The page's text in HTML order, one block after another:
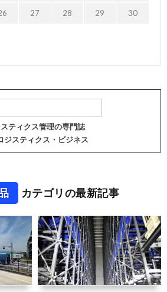
27 28 29 30
ティクス管理の専門誌
ジスティクス・ビジネス
カテゴリの最新記事